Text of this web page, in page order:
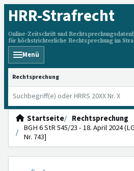
HRR-Strafrecht
Online-Zeitschrift und
für höchstrichterliche Rechtsprechung im
Menü
HRRS durchsuchen
Startseite
Rechtsprechung
BGH 6 StR 545/23 - 18. April 2024
Nr. 743]